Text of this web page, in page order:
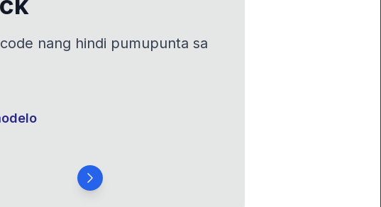
nang hindi pumupunta sa